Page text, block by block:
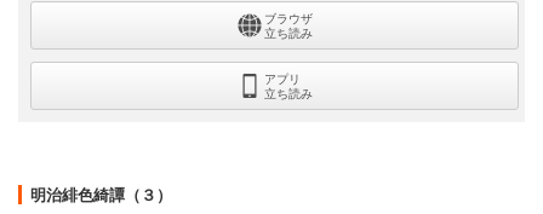
ブラウザ
立ち読み
アプリ
立ち読み
明治緋色綺譚（３）